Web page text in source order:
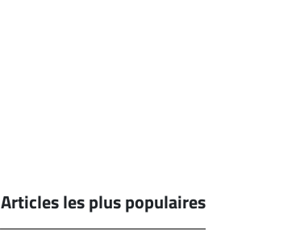
Articles les plus populaires